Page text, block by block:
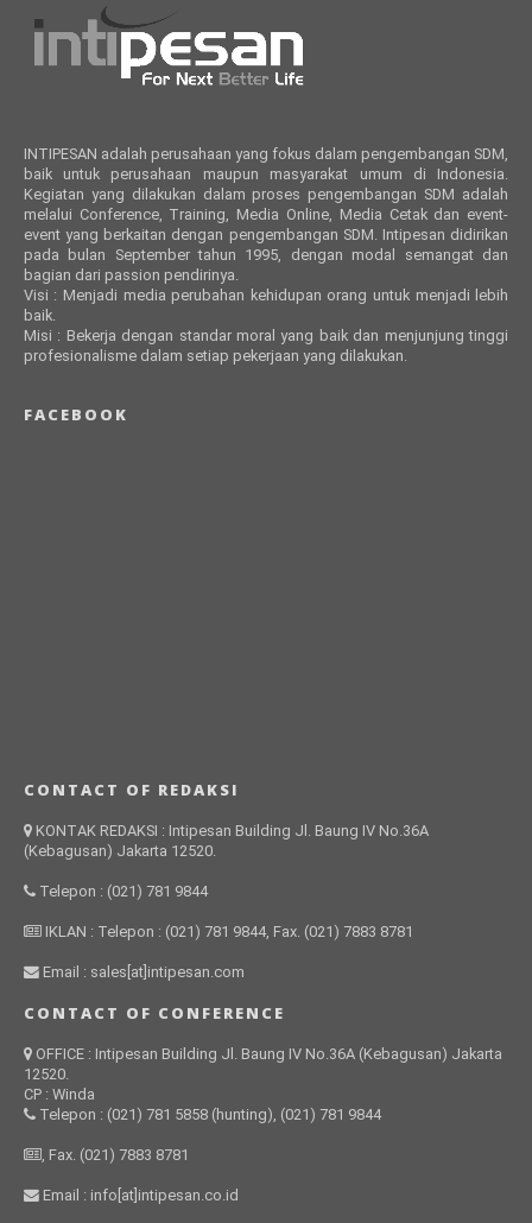
INTIPESAN adalah perusahaan yang fokus dalam pengembangan SDM,
baik untuk perusahaan maupun masyarakat umum di Indonesia.
Kegiatan yang dilakukan dalam proses pengembangan SDM adalah
melalui Conference, Training, Media Online, Media Cetak dan event-
event yang berkaitan dengan pengembangan SDM. Intipesan didirikan
pada bulan September tahun 1995, dengan modal semangat dan
bagian dari passion pendirinya.
Visi : Menjadi media perubahan kehidupan orang untuk menjadi lebih
baik.
Misi : Bekerja dengan standar moral yang baik dan menjunjung tinggi
profesionalisme dalam setiap pekerjaan yang dilakukan.
FACEBOOK
CONTACT OF REDAKSI
KONTAK REDAKSI : Intipesan Building Jl. Baung IV No.36A
(Kebagusan) Jakarta 12520.
Telepon : (021) 781 9844
IKLAN : Telepon : (021) 781 9844, Fax. (021) 7883 8781
Email : sales[at]intipesan.com
CONTACT OF CONFERENCE
OFFICE : Intipesan Building Jl. Baung IV No.36A (Kebagusan) Jakarta
12520.
CP : Winda
Telepon : (021) 781 5858 (hunting), (021) 781 9844
, Fax. (021) 7883 8781
Email : info[at]intipesan.co.id